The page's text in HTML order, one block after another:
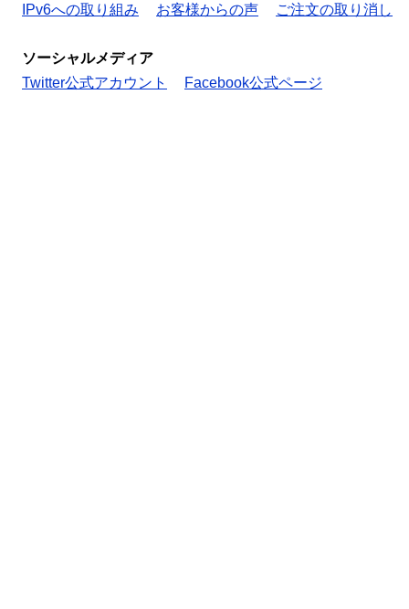
IPv6への取り組み
お客様からの声 ご注文の取り消し
ソーシャルメディア
Twitter公式アカウント
Facebook公式ページ